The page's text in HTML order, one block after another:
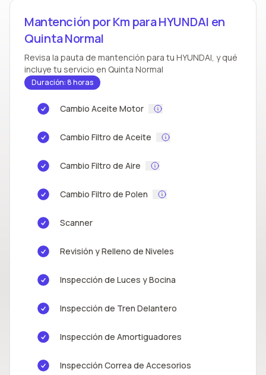
Mantención por Km para HYUNDAI en
Quinta Normal
Revisa la pauta de mantención para tu HYUNDAI, y qué
incluye tu servicio en Quinta Normal
Duración: 8 horas
Cambio Aceite Motor
Cambio Filtro de Aceite
Cambio Filtro de Aire
Cambio Filtro de Polen
Scanner
Revisión y Relleno de Niveles
Inspección de Luces y Bocina
Inspección de Tren Delantero
Inspección de Amortiguadores
Inspección Correa de Accesorios